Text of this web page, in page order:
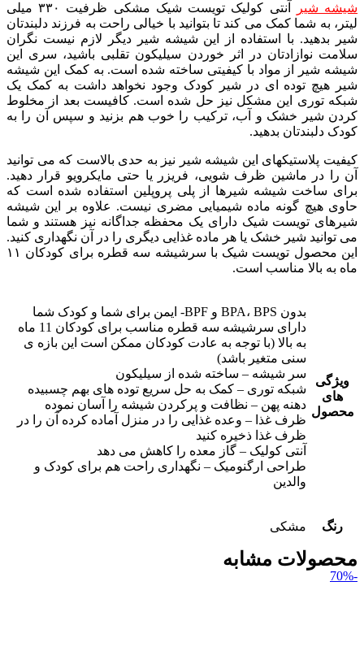
شیشه شیر
آنتی کولیک تویست شیک مشکی ظرفیت ۳۳۰ میلی
لیتر، به شما کمک می کند تا بتوانید با خیالی راحت به فرزند دلبندتان
شیر بدهید. با استفاده از این شیشه شیر دیگر لازم نیست نگران
سلامت نوازادتان در اثر خوردن سیلیکون تقلبی باشید، سری این
شیشه شیر از مواد با کیفیتی ساخته شده است. به کمک این شیشه
شیر هیچ توده ای در شیر کودک وجود نخواهد داشت به کمک یک
شبکه توری این مشکل نیز حل شده است. کافیست بعد از مخلوط
کردن شیر خشک و آب، ترکیب را خوب هم بزنید و سپس آن را به
کودک دلبندتان بدهید.
کیفیت پلاستیکهای این شیشه شیر نیز به حدی بالاست که می توانید
آن را در ماشین ظرف شویی، فریزر یا حتی مایکرویو قرار دهید.
برای ساخت شیشه شیرها از پلی پروپلین استفاده شده است که
حاوی هیچ گونه ماده شیمیایی مضری نیست. علاوه بر این شیشه
شیرهای تویست شیک دارای یک محفظه جداگانه نیز هستند و شما
می توانید شیر خشک یا هر ماده غذایی دیگری را در آن نگهداری کنید.
این محصول تویست شیک با سرشیشه سه قطره برای کودکان ۱۱
ماه به بالا مناسب است.
ویژگی
های
محصول
بدون BPA، BPS و BPF- ایمن برای شما و کودک شما
دارای سرشیشه سه قطره مناسب برای کودکان 11 ماه
به بالا (با توجه به عادت کودکان ممکن است این بازه ی
سنی متغیر باشد)
سر شیشه – ساخته شده از سیلیکون
شبکه توری – کمک به حل سریع توده های بهم چسبیده
دهنه پهن – نظافت و پرکردن شیشه را آسان نموده
ظرف غذا – وعده غذایی را در منزل آماده کرده آن را در
ظرف غذا ذخیره کنید
آنتی کولیک – گاز معده را کاهش می دهد
طراحی ارگنومیک – نگهداری راحت هم برای کودک و
والدین
رنگ مشکی
محصولات مشابه
-70%